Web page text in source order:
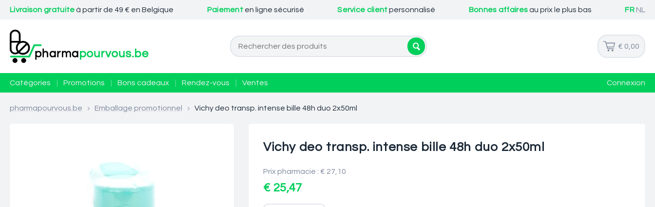
Livraison gratuiteà partir de 49 € en Belgique Paiement en ligne sécurisé Service clientpersonnalisé Bonnes affairesau prix le plus bas FR NL
€ 0,00
Catégories Promotions Bons cadeaux Rendez-vous Ventes Connexion
pharmapourvous.be > Emballage promotionnel > Vichy deo transp. intense bille 48h duo 2x50ml
Vichy deo transp. intense bille 48h duo 2x50ml
Prix pharmacie : € 27,10
€ 25,47